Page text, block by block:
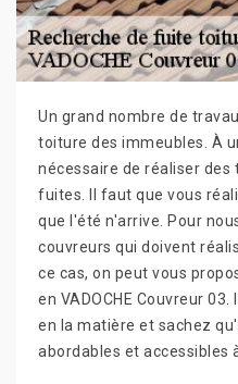
Un grand nombre de
toiture des immeubles. À
nécessaire de réaliser des
fuites. Il faut que vous
que l'été n'arrive. Pour
couvreurs qui doivent
ce cas, on peut vous
en VADOCHE Couvreur
en la matière et sachez
abordables et accessibles